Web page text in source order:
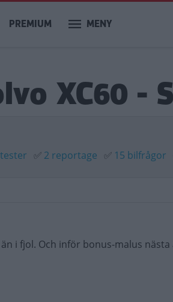
PREMIUM MENY
XC60 -
✅ 2 reportage ✅ 15 bilfrågor
i fjol. Och inför bonus-malus nästa